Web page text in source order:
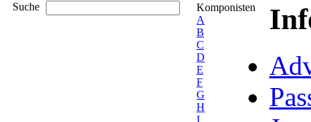
Suche
Komponisten
A
B
C
D
E
F
G
H
I